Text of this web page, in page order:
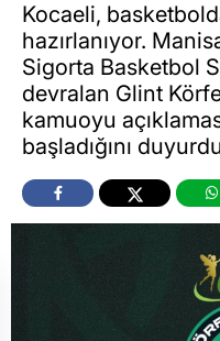
Kocaeli,
hazırlanıyor.
Sigorta Basketbol
devralan Glint
kamuoyu
başladığını